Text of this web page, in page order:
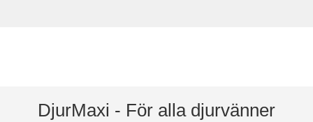
DjurMaxi - För alla djurvänner